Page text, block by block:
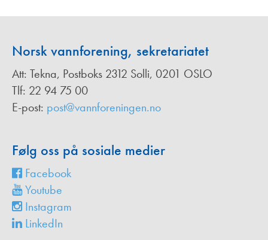
Norsk vannforening, sekretariatet
Att: Tekna, Postboks 2312 Solli, 0201 OSLO
Tlf: 22 94 75 00
E-post: post@vannforeningen.no
Følg oss på sosiale medier
Facebook
Youtube
Instagram
LinkedIn